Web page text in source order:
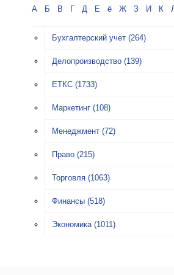
А Б В Г Д Е ё Ж З И К
Бухгалтерский учет (264)
Делопроизводство (139)
ЕТКС (1733)
Маркетинг (108)
Менеджмент (72)
Право (215)
Торговля (1063)
Финансы (518)
Экономика (1011)